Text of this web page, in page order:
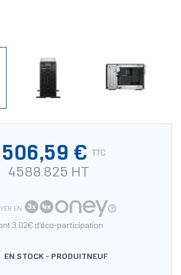
506,59 € TTC
4588.825 HT
EN
3.02€ d'éco-participation
EN STOCK - PRODUITNEUF